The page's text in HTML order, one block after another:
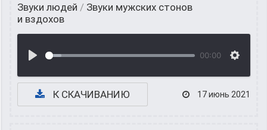
Звуки людей / Звуки мужских стонов
и вздохов
00:00
К СКАЧИВАНИЮ 17 июнь 2021